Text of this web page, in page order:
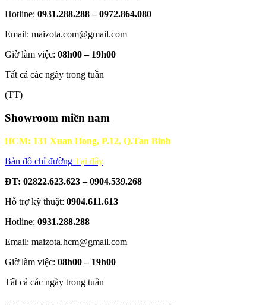
Hotline: 0931.288.288 – 0972.864.080
Email: maizota.com@gmail.com
Giờ làm việc: 08h00 – 19h00
Tất cả các ngày trong tuần
(TT)
Showroom miền nam
HCM: 131 Xuan Hong, P.12, Q.Tan Binh
Bản đồ chỉ đường Tại đây
ĐT: 02822.623.623 – 0904.539.268
Hỗ trợ kỹ thuật: 0904.611.613
Hotline: 0931.288.288
Email: maizota.hcm@gmail.com
Giờ làm việc: 08h00 – 19h00
Tất cả các ngày trong tuần
================================